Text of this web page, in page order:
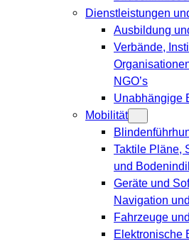
Dienstleistungen
Ausbildung
Verbände,
NGO’s
Unabhängige
Mobilität
Taktile Pläne,
und
Geräte und
Navigation
Fahrzeuge
Elektronische